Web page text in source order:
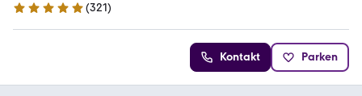
5 Sterne
(321)
Kontakt Parken